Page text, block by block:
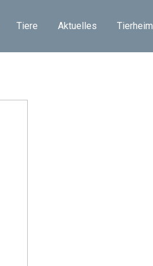
Tiere Aktuelles Tierheim